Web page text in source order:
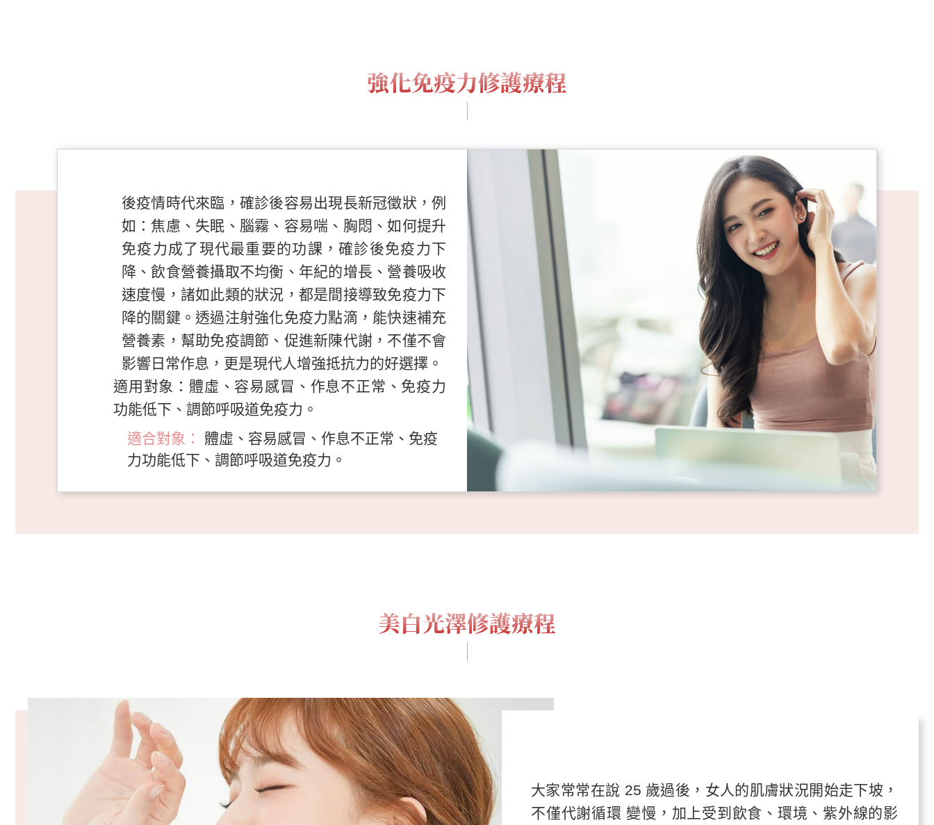
強化免疫力修護療程
後疫情時代來臨，確診後容易出現長新冠徵狀，例
如：焦慮、失眠、腦霧、容易喘、胸悶、如何提升
免疫力成了現代最重要的功課，確診後免疫力下
降、飲食營養攝取不均衡、年紀的增長、營養吸收
速度慢，諸如此類的狀況，都是間接導致免疫力下
降的關鍵。透過注射強化免疫力點滴，能快速補充
營養素，幫助免疫調節、促進新陳代謝，不僅不會
影響日常作息，更是現代人增強抵抗力的好選擇。
適用對象：體虛、容易感冒、作息不正常、免疫力
功能低下、調節呼吸道免疫力。
適合對象：
體虛、容易感冒、作息不正常、免疫
力功能低下、調節呼吸道免疫力。
美白光澤修護療程
大家常常在說 25 歲過後，女人的肌膚狀況開始走下坡，
不僅代謝循環 變慢，加上受到飲食、環境、紫外線的影